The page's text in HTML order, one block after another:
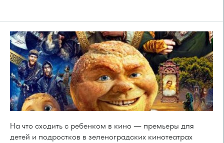
На что сходить с ребенком в кино — премьеры для
детей и подростков в зеленоградских кинотеатрах